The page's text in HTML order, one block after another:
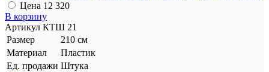
Цена 12 320
В корзину
Артикул КТШ 21
Размер
210 см
Материал
Пластик
Ед. продажи Штука